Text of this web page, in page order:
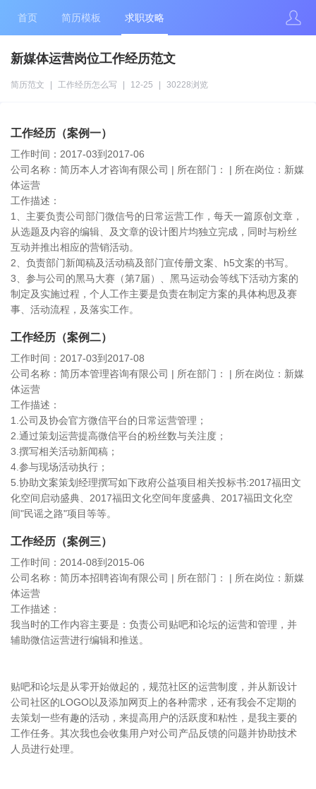
首页 简历模板 求职攻略
新媒体运营岗位工作经历范文
简历范文 工作经历怎么写 12-25 30228浏览
工作经历（案例一）
工作时间：2017-03到2017-06
公司名称：简历本人才咨询有限公司 | 所在部门： | 所在岗位：新媒
体运营
工作描述：
1、主要负责公司部门微信号的日常运营工作，每天一篇原创文章，
从选题及内容的编辑、及文章的设计图片均独立完成，同时与粉丝
互动并推出相应的营销活动。
2、负责部门新闻稿及活动稿及部门宣传册文案、h5文案的书写。
3、参与公司的黑马大赛（第7届）、黑马运动会等线下活动方案的
制定及实施过程，个人工作主要是负责在制定方案的具体构思及赛
事、活动流程，及落实工作。
工作经历（案例二）
工作时间：2017-03到2017-08
公司名称：简历本管理咨询有限公司 | 所在部门： | 所在岗位：新媒
体运营
工作描述：
1.公司及协会官方微信平台的日常运营管理；
2.通过策划运营提高微信平台的粉丝数与关注度；
3.撰写相关活动新闻稿；
4.参与现场活动执行；
5.协助文案策划经理撰写如下政府公益项目相关投标书:2017福田文
化空间启动盛典、2017福田文化空间年度盛典、2017福田文化空
间"民谣之路"项目等等。
工作经历（案例三）
工作时间：2014-08到2015-06
公司名称：简历本招聘咨询有限公司 | 所在部门： | 所在岗位：新媒
体运营
工作描述：
我当时的工作内容主要是：负责公司贴吧和论坛的运营和管理，并
辅助微信运营进行编辑和推送。
贴吧和论坛是从零开始做起的，规范社区的运营制度，并从新设计
公司社区的LOGO以及添加网页上的各种需求，还有我会不定期的
去策划一些有趣的活动，来提高用户的活跃度和粘性，是我主要的
工作任务。其次我也会收集用户对公司产品反馈的问题并协助技术
人员进行处理。